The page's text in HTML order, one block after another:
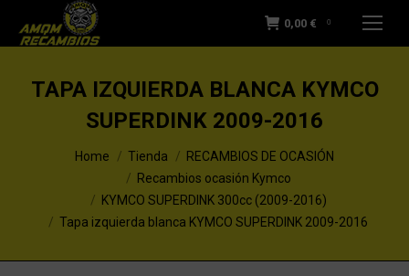
0,00 € 0
TAPA IZQUIERDA BLANCA KYMCO
SUPERDINK 2009-2016
You are here:Home Tienda
RECAMBIOS DE OCASIÓN
Recambios ocasión Kymco
KYMCO SUPERDINK 300cc (2009-2016)
Tapa izquierda blanca KYMCO SUPERDINK 2009-2016